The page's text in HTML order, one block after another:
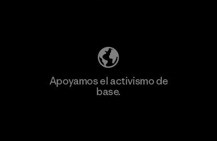
Apoyamos el activismo de
base.